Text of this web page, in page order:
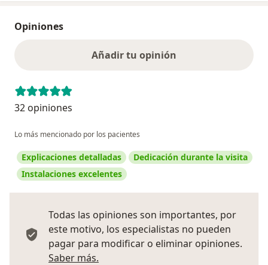
Opiniones
Añadir tu opinión
32 opiniones
Lo más mencionado por los pacientes
Explicaciones detalladas
Dedicación durante la visita
Instalaciones excelentes
Todas las opiniones son importantes, por
este motivo, los especialistas no pueden
pagar para modificar o eliminar opiniones.
Saber más.